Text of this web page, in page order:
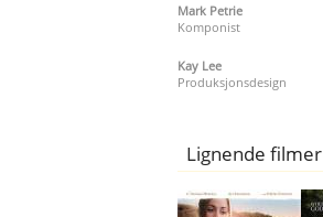
Mark Petrie
Komponist
Kay Lee
Produksjonsdesign
Lignende filmer